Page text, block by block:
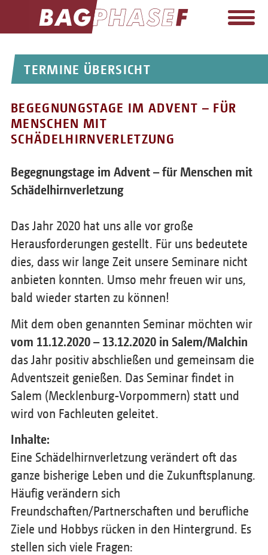
EINRICHTUNGEN+LAG
AUFGABEN
TERMINE
PRESSE
FORTBILDUNG
KONTAKT
TERMINE ÜBERSICHT
BEGEGNUNGSTAGE IM ADVENT – FÜR
MENSCHEN MIT
SCHÄDELHIRNVERLETZUNG
Begegnungstage im Advent – für Menschen mit
Schädelhirnverletzung
Das Jahr 2020 hat uns alle vor große
Herausforderungen gestellt. Für uns bedeutete
dies, dass wir lange Zeit unsere Seminare nicht
anbieten konnten. Umso mehr freuen wir uns,
bald wieder starten zu können!
Mit dem oben genannten Seminar möchten wir
vom 11.12.2020 – 13.12.2020 in Salem/Malchin
das Jahr positiv abschließen und gemeinsam die
Adventszeit genießen. Das Seminar findet in
Salem (Mecklenburg-Vorpommern) statt und
wird von Fachleuten geleitet.
Inhalte:
Eine Schädelhirnverletzung verändert oft das
ganze bisherige Leben und die Zukunftsplanung.
Häufig verändern sich
Freundschaften/Partnerschaften und berufliche
Ziele und Hobbys rücken in den Hintergrund. Es
stellen sich viele Fragen: